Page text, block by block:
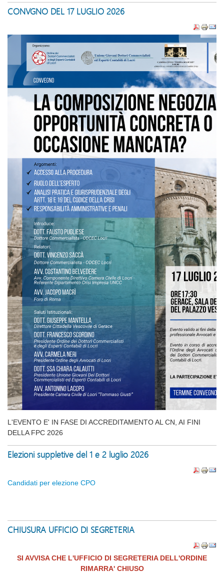
CONVGNO DEL 17 LUGLIO 2026
L'EVENTO E' IN FASE DI ACCREDITAMENTO AL CN, AI FINI
DELLA FPC 2026
Elezioni suppletive del 1 e 2 luglio 2026
Candidati per elezione CPO
CHIUSURA UFFICIO DI SEGRETERIA
SI AVVISA CHE L'UFFICIO DI SEGRETERIA DELL'ORDINE
RIMARRA' CHIUSO